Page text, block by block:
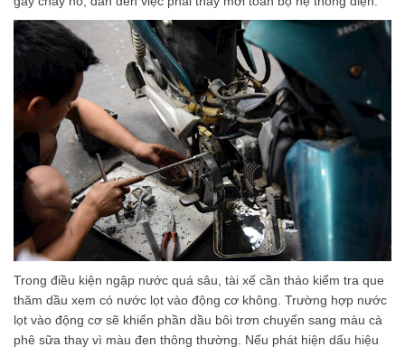
Trong điều kiện ngập nước quá sâu, tài xế cần tháo kiểm tra que
thăm dầu xem có nước lọt vào động cơ không. Trường hợp nước
lọt vào động cơ sẽ khiến phần dầu bôi trơn chuyển sang màu cà
phê sữa thay vì màu đen thông thường. Nếu phát hiện dấu hiệu